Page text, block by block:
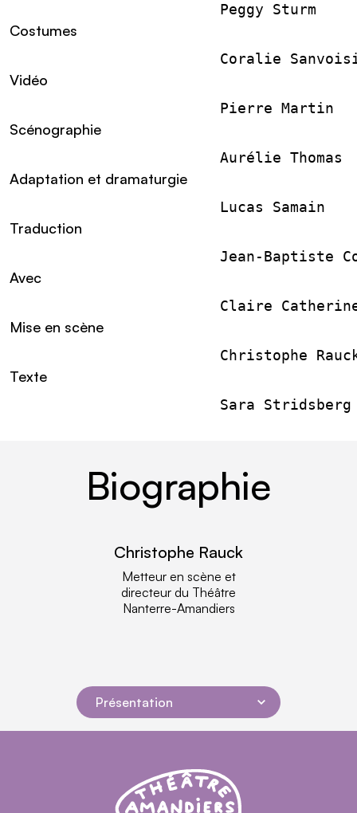
Navigation dans la page
Présentation
                        Peggy Sturm
Costumes
Coralie
Vidéo
                        Pierre Martin
Scénographie
                        Aurélie Thomas
Adaptation et dramaturgie
                        Lucas Samain
Traduction
Jean-Baptiste
Avec
Claire
Mise en scène
Christophe
Texte
                        Sara Stridsberg
Biographie
Christophe Rauck
Metteur en scène et
directeur du Théâtre
Nanterre-Amandiers
lire plus
Théâtre Nanterre-Amandiers - Centre
Théâtre Nanterre-Amandiers